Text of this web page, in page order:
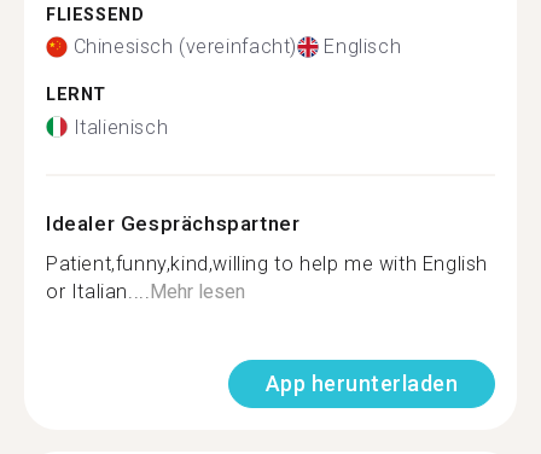
FLIESSEND
Chinesisch (vereinfacht) Englisch
LERNT
Italienisch
Idealer Gesprächspartner
Patient,funny,kind,willing to help me with English
or Italian.... Mehr lesen
App herunterladen